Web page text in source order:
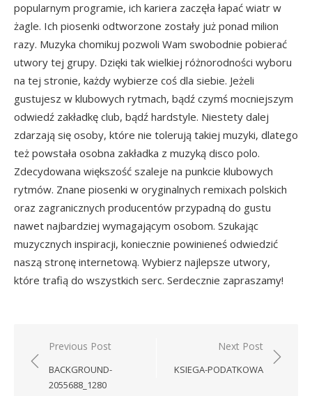
popularnym programie, ich kariera zaczęła łapać wiatr w
żagle. Ich piosenki odtworzone zostały już ponad milion
razy. Muzyka chomikuj pozwoli Wam swobodnie pobierać
utwory tej grupy. Dzięki tak wielkiej różnorodności wyboru
na tej stronie, każdy wybierze coś dla siebie. Jeżeli
gustujesz w klubowych rytmach, bądź czymś mocniejszym
odwiedź zakładkę club, bądź hardstyle. Niestety dalej
zdarzają się osoby, które nie tolerują takiej muzyki, dlatego
też powstała osobna zakładka z muzyką disco polo.
Zdecydowana większość szaleje na punkcie klubowych
rytmów. Znane piosenki w oryginalnych remixach polskich
oraz zagranicznych producentów przypadną do gustu
nawet najbardziej wymagającym osobom. Szukając
muzycznych inspiracji, koniecznie powinieneś odwiedzić
naszą stronę internetową. Wybierz najlepsze utwory,
które trafią do wszystkich serc. Serdecznie zapraszamy!
Nawigacja
wpisu
Previous Post
BACKGROUND-
2055688_1280
Next Post
KSIEGA-PODATKOWA